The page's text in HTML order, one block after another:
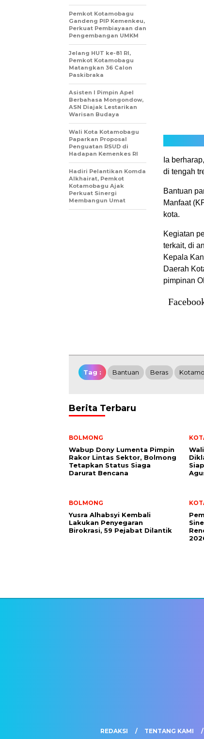
Ia
di tengah
Bantuan
Manfaat
kota.
Kegiatan
terkait, di
Kepala
Daerah
pimpinan
Pemkot Kotamobagu
Gandeng PIP Kemenkeu,
Perkuat Pembiayaan dan
Pengembangan UMKM
Jelang HUT ke-81 RI,
Pemkot Kotamobagu
Matangkan 36 Calon
Paskibraka
Asisten I Pimpin Apel
Berbahasa Mongondow,
ASN Diajak Lestarikan
Warisan Budaya
Wali Kota Kotamobagu
Paparkan Proposal
Penguatan RSUD di
Hadapan Kemenkes RI
Hadiri Pelantikan Komda
Alkhairat, Pemkot
Kotamobagu Ajak
Perkuat Sinergi
Membangun Umat
Tag : Bantuan Beras
Berita Terbaru
BOLMONG
Wabup Dony Lumenta Pimpin
Rakor Lintas Sektor, Bolmong
Tetapkan Status Siaga
Darurat Bencana
BOLMONG
Yusra Alhabsyi Kembali
Lakukan Penyegaran
Birokrasi, 59 Pejabat Dilantik
REDAKSI TENTANG KAMI